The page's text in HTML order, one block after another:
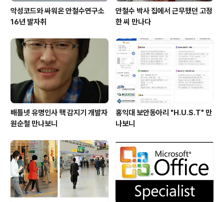
악성코드와 싸워온 안철수연구소
16년 발자취
안철수 박사 집에서 근무했던 고정
한 씨 만나다
배틀넷 유명인사 핵 감지기 개발자
원순철 만나보니
홍익대 보안동아리 "H.U.S.T" 만
나보니